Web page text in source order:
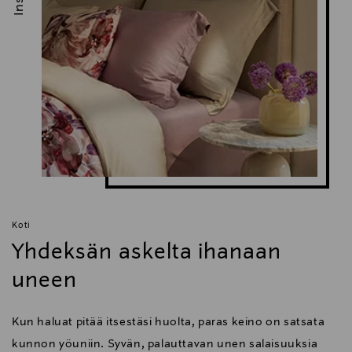
Koti
Yhdeksän askelta ihanaan
uneen
Kun haluat pitää itsestäsi huolta, paras keino on satsata
kunnon yöuniin. Syvän, palauttavan unen salaisuuksia